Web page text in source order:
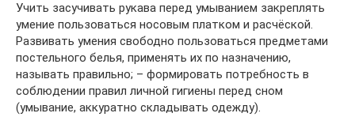
Учить засучивать рукава перед умыванием закреплять
умение пользоваться носовым платком и расчёской.
Развивать умения свободно пользоваться предметами
постельного белья, применять их по назначению,
называть правильно; – формировать потребность в
соблюдении правил личной гигиены перед сном
(умывание, аккуратно складывать одежду).